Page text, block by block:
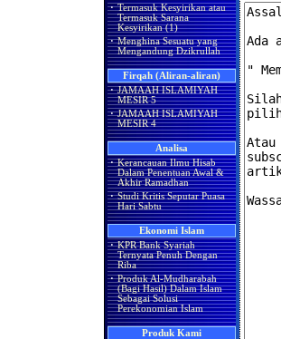
· Termasuk Kesyirikan atau
Termasuk Sarana
Kesyirikan (1)
· Menghina Sesuatu yang
Mengandung Dzikrullah
Firqah (Aliran-aliran)
· JAMAAH ISLAMIYAH
MESIR 5
· JAMAAH ISLAMIYAH
MESIR 4
Analisa
· Kerancauan Ilmu Hisab
Dalam Penentuan Awal &
Akhir Ramadhan
· Studi Kritis Seputar Puasa
Hari Sabtu
Ekonomi Islam
· KPR Bank Syariah
Ternyata Penuh Dengan
Riba
· Produk Al-Mudharabah
(Bagi Hasil) Dalam Islam
Sebagai Solusi
Perekonomian Islam
Produk Kami